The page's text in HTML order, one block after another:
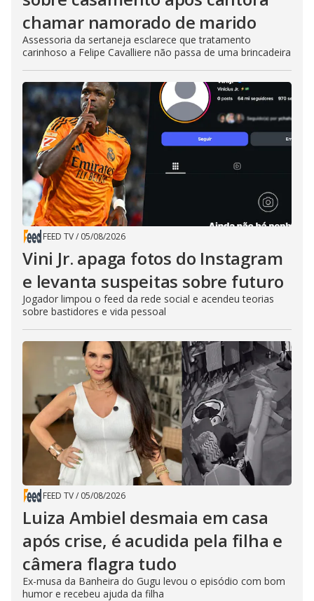
chamar namorado de marido
Assessoria da sertaneja esclarece que tratamento
carinhoso a Felipe Cavalliere não passa de uma brincadeira
FEED TV/ 05/08/2026
Vini Jr. apaga fotos do Instagram
e levanta suspeitas sobre futuro
Jogador limpou o feed da rede social e acendeu teorias
sobre bastidores e vida pessoal
FEED TV/ 05/08/2026
Luiza Ambiel desmaia em casa
após crise, é acudida pela filha e
câmera flagra tudo
Ex-musa da Banheira do Gugu levou o episódio com bom
humor e recebeu ajuda da filha